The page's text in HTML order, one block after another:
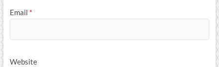
Email *
Website